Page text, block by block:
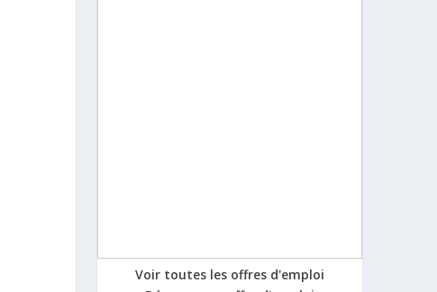
Voir toutes les offres d'emploi